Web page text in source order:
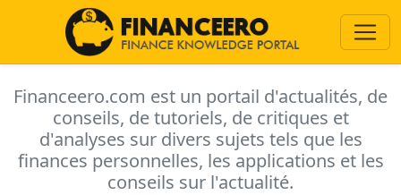
Financeero.com est un portail d'actualités, de
conseils, de tutoriels, de critiques et
d'analyses sur divers sujets tels que les
finances personnelles, les applications et les
conseils sur l'actualité.